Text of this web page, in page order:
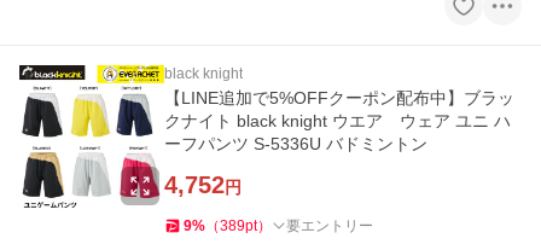
black knight
【LINE追加で5%OFFクーポン配布中】ブラッ
クナイト black knight ウエア ウェア ユニ ハ
ーフパンツ S-5336U バドミントン
4,752円
9% （389pt） 要エントリー